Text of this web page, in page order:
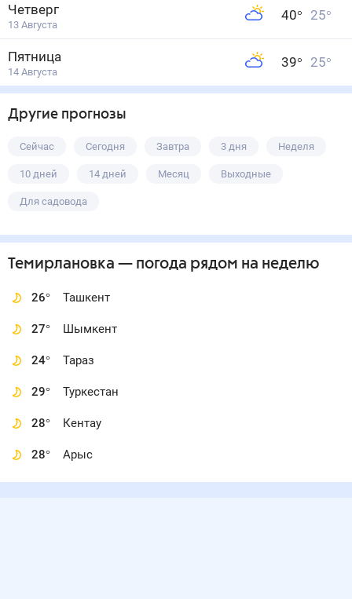
Четверг
13 Августа
40° 25°
Пятница
14 Августа
39° 25°
Другие прогнозы
Сейчас Сегодня Завтра 3 дня Неделя
10 дней 14 дней Месяц Выходные
Для садовода
Темирлановка — погода рядом на неделю
26° Ташкент
27° Шымкент
24° Тараз
29° Туркестан
28° Кентау
28° Арыс